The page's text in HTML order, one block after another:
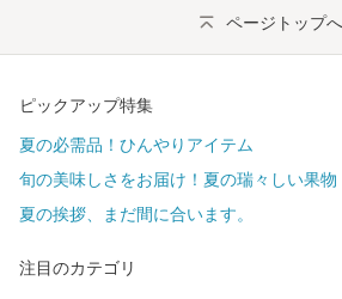
ページトップへ
ピックアップ特集
夏の必需品！ひんやりアイテム
旬の美味しさをお届け！夏の瑞々しい果物
夏の挨拶、まだ間に合います。
注目のカテゴリ